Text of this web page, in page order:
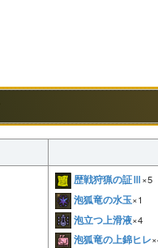
歴戦狩猟の証Ⅲ×5
泡狐竜の水玉×1
泡立つ上滑液×4
泡狐竜の上錦ヒレ